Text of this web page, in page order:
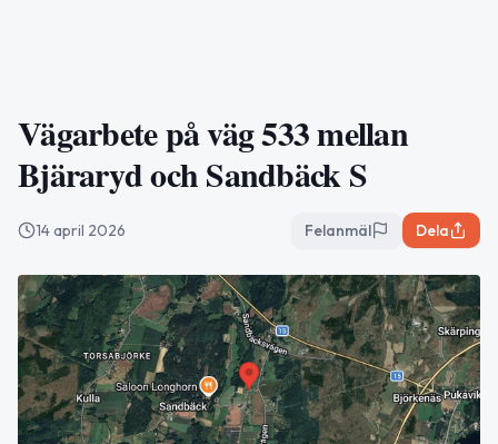
Vägarbete på väg 533 mellan
Bjäraryd och Sandbäck S
14 april 2026 Felanmäl Dela